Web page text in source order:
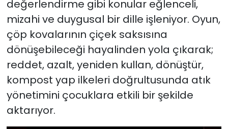
değerlendirme gibi konular eğlenceli,
mizahi ve duygusal bir dille işleniyor. Oyun,
çöp kovalarının çiçek saksısına
dönüşebileceği hayalinden yola çıkarak;
reddet, azalt, yeniden kullan, dönüştür,
kompost yap ilkeleri doğrultusunda atık
yönetimini çocuklara etkili bir şekilde
aktarıyor.